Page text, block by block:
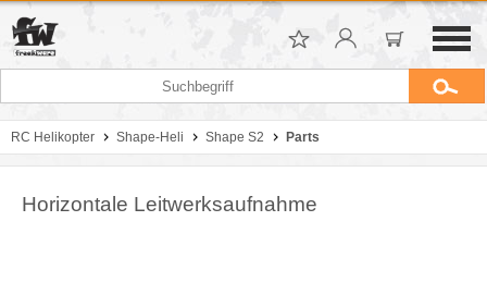
RC Helikopter Shape-Heli Shape S2 Parts
Horizontale Leitwerksaufnahme